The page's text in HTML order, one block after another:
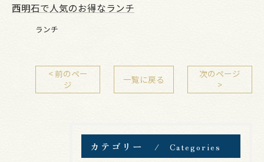
西明石で人気のお得なランチ
ランチ
< 前のペー
ジ
一覧に戻る
次のページ
>
カテゴリー Categories